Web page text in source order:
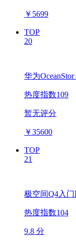
￥ 5699
TOP
20
华为
热度指数109
暂无评分
￥35600
TOP
21
极空间Q4入门
热度指数104
9.8 分